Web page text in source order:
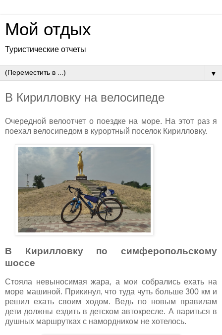
Мой отдых
Туристические отчеты
▼
В Кирилловку на велосипеде
Очередной велоотчет о поездке на море. На этот раз я
поехал велосипедом в курортный поселок Кирилловку.
В Кирилловку по симферопольскому
шоссе
Стояла невыносимая жара, а мои собрались ехать на
море машиной. Прикинул, что туда чуть больше 300 км и
решил ехать своим ходом. Ведь по новым правилам
дети должны ездить в детском автокресле. А париться в
душных маршрутках с намордником не хотелось.